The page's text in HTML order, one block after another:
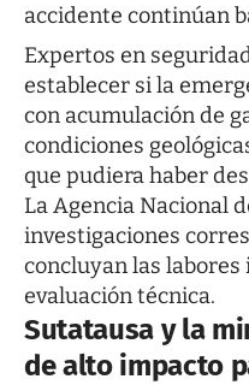
accidente continúan
Expertos en
establecer si la
con acumulación de
condiciones
que pudiera haber
La Agencia Nacional
investigaciones
concluyan las
evaluación técnica.
Sutatausa y la
de alto impacto